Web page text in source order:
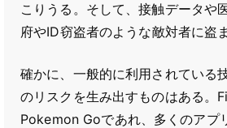
こりうる。そして、接触データや
府やID窃盗者のような敵対者に盗
確かに、一般的に利用されている
のリスクを生み出すものはある。
Pokemon Goであれ、多くのアプ